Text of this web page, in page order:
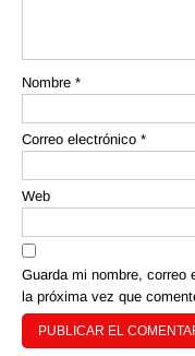
Nombre *
Correo electrónico *
Web
Guarda mi nombre, correo
la próxima vez que